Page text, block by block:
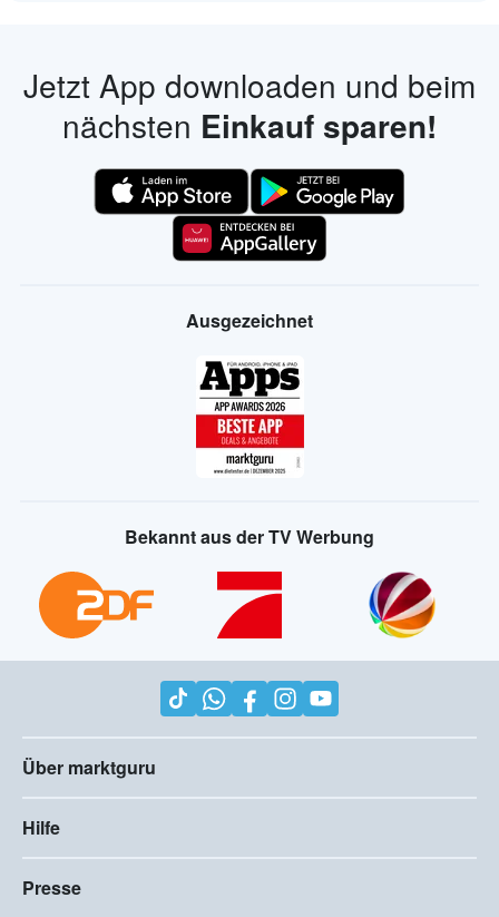
Jetzt App downloaden und beim
nächsten Einkauf sparen!
Ausgezeichnet
Bekannt aus der TV Werbung
Über marktguru
Hilfe
Presse